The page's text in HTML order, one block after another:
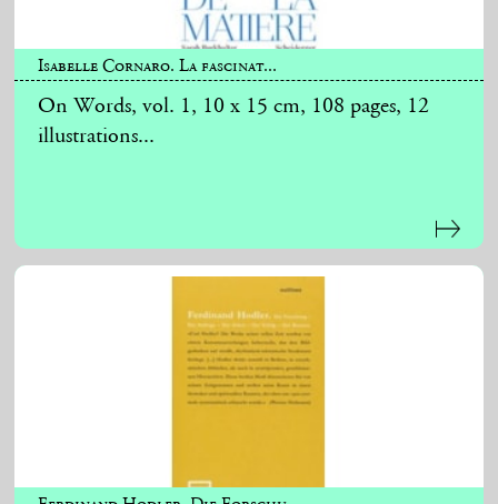
Isabelle Cornaro. La fascinat...
On Words, vol. 1, 10 x 15 cm, 108 pages, 12
illustrations...